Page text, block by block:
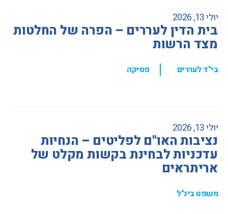
יולי 13, 2026
בית הדין לעררים – הפרה של החלטות
מצד הרשות
בי"ד לעררים , פסיקה
יולי 13, 2026
נציבות האו"ם לפליטים – הנחיות
עדכניות לבחינת בקשות מקלט של
אריתראים
משפט בינ"ל